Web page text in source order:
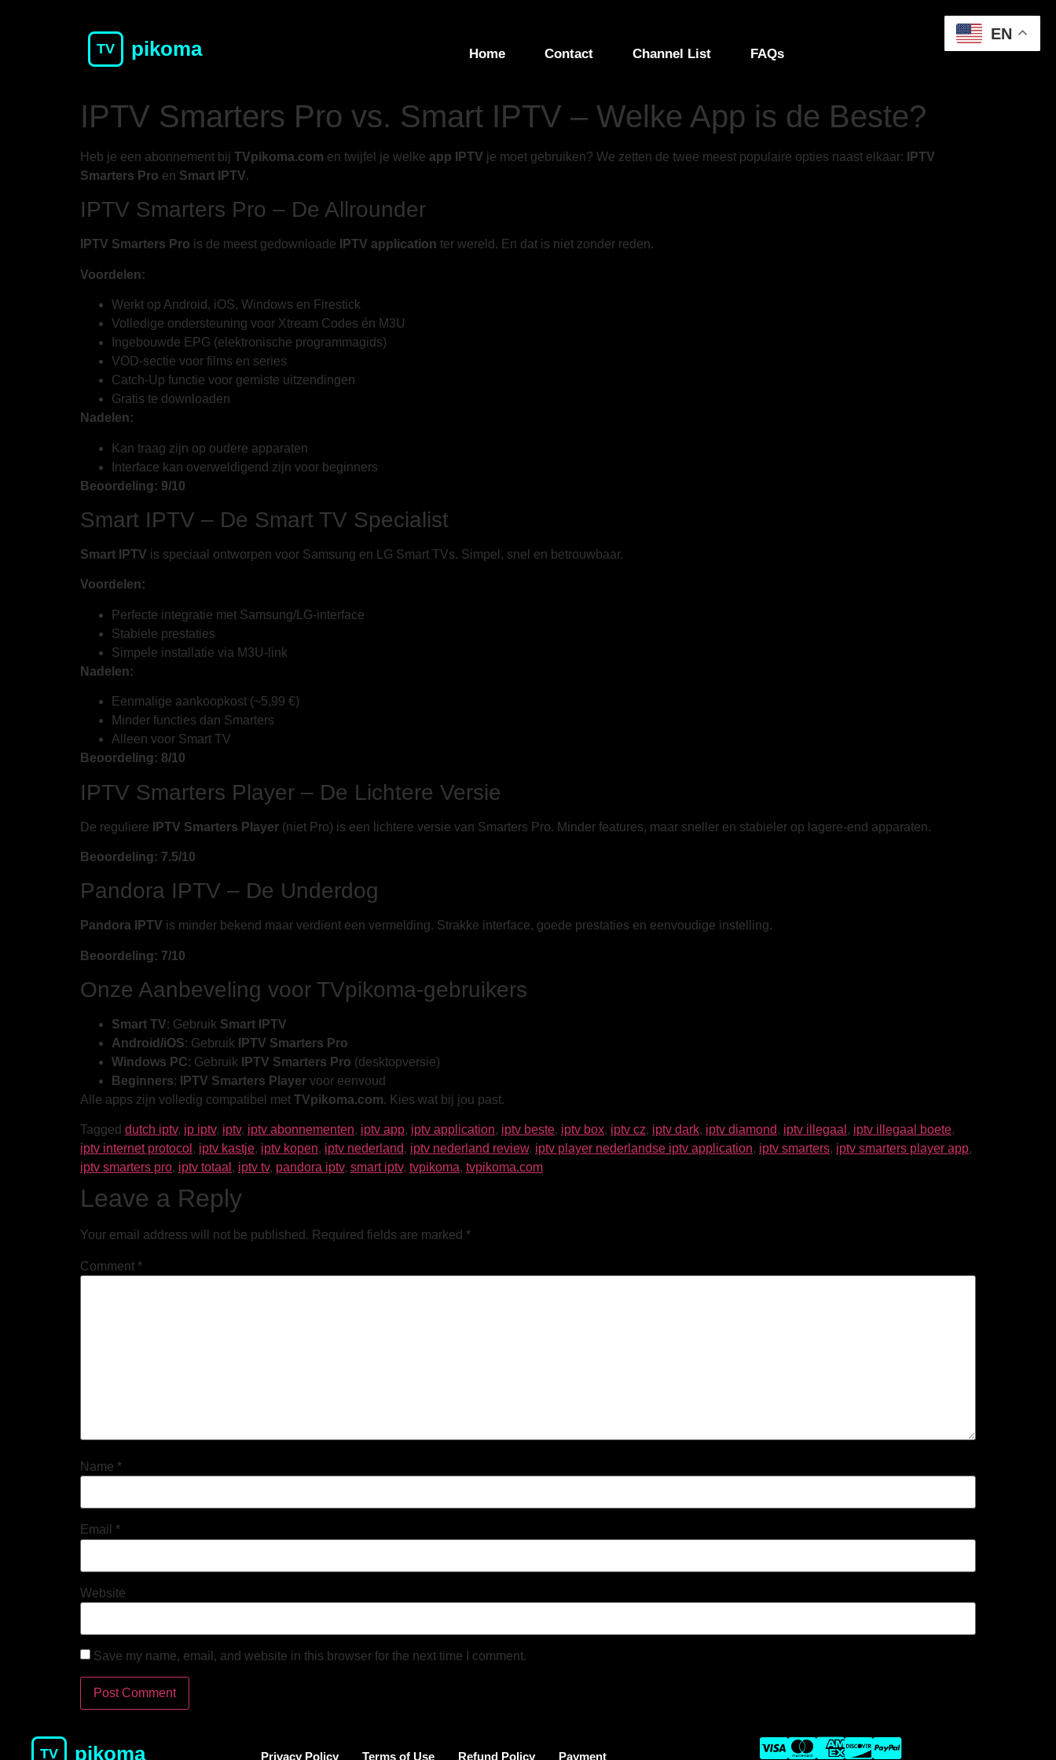
TV pikoma Home Contact Channel List FAQs
IPTV Smarters Pro vs. Smart IPTV – Welke App is de Beste?
Heb je een abonnement bij TVpikoma.com en twijfel je welke app IPTV je moet gebruiken? We zetten de twee meest populaire opties naast elkaar:
IPTV
Smarters Pro en Smart IPTV.
IPTV Smarters Pro – De Allrounder
IPTV Smarters Pro is de meest gedownloade IPTV application ter wereld. En dat is niet zonder reden.
Voordelen:
Werkt op Android, iOS, Windows en Firestick
Volledige ondersteuning voor Xtream Codes én M3U
Ingebouwde EPG (elektronische programmagids)
VOD-sectie voor films en series
Catch-Up functie voor gemiste uitzendingen
Gratis te downloaden
Nadelen:
Kan traag zijn op oudere apparaten
Interface kan overweldigend zijn voor beginners
Beoordeling: 9/10
Smart IPTV – De Smart TV Specialist
Smart IPTV is speciaal ontworpen voor Samsung en LG Smart TVs. Simpel, snel en betrouwbaar.
Voordelen:
Perfecte integratie met Samsung/LG-interface
Stabiele prestaties
Simpele installatie via M3U-link
Nadelen:
Eenmalige aankoopkost (~5,99 €)
Minder functies dan Smarters
Alleen voor Smart TV
Beoordeling: 8/10
IPTV Smarters Player – De Lichtere Versie
De reguliere IPTV Smarters Player (niet Pro) is een lichtere versie van Smarters Pro. Minder features, maar sneller en stabieler op lagere-end apparaten.
Beoordeling: 7.5/10
Pandora IPTV – De Underdog
Pandora IPTV is minder bekend maar verdient een vermelding. Strakke interface, goede prestaties en eenvoudige instelling.
Beoordeling: 7/10
Onze Aanbeveling voor TVpikoma-gebruikers
Smart TV: Gebruik Smart IPTV
Android/iOS: Gebruik
IPTV Smarters Pro
Windows PC: Gebruik IPTV Smarters Pro (desktopversie)
Beginners: IPTV Smarters Player voor eenvoud
Alle apps zijn volledig compatibel met TVpikoma.com. Kies wat bij jou past.
Tagged dutch iptv, ip iptv, iptv, iptv abonnementen, iptv app, iptv application, iptv beste, iptv box, iptv cz, iptv dark, iptv diamond, iptv illegaal , iptv illegaal boete,
iptv internet protocol , iptv kastje, iptv kopen, iptv nederland, iptv nederland review, iptv player nederlandse iptv application, iptv smarters, iptv smarters player app,
iptv smarters pro, iptv totaal , iptv tv, pandora iptv, smart iptv, tvpikoma, tvpikoma.com
Leave a Reply
Your email address will not be published. Required fields are marked *
Comment *
Name *
Email *
Website
Save my name, email, and website in this browser for the next time I comment.
TV pikoma Privacy Policy Terms of Use Refund Policy Payment
EN